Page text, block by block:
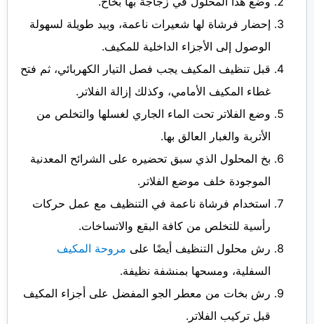
إحضار فرشاة لها شعيرات ناعمة، وبيد طويلة لسهولة
الوصول إلى الأجزاء الداخلية للمكيف.
قبل تنظيف المكيف يجب فصل التيار الكهربائي، ثم فتح
غطاء المكيف الأمامي، وكذلك إزالة الفلاتر.
وضع الفلاتر تحت الماء الجاري لغسلها والتخلص من
الأتربة والغبار العالق بها.
بخ المحلول الذي سبق تحضيره على الشرائح المعدنية
الموجودة خلف موضع الفلاتر.
استخدام فرشاة ناعمة في التنظيف مع عمل حركات
رأسية للتخلص من كافة البقع والاتساخات.
رش محلول التنظيف أيضًا على مروحة المكيف
السفلية، ومسحها بمنشفة نظيفة.
رش بخات من معطر الجو المفضل على أجزاء المكيف
قبل تركيب الفلاتر.